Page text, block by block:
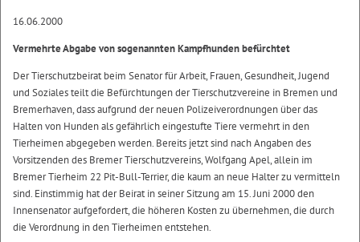
16.06.2000
Vermehrte Abgabe von sogenannten Kampfhunden befürchtet
Der Tierschutzbeirat beim Senator für Arbeit, Frauen, Gesundheit, Jugend
und Soziales teilt die Befürchtungen der Tierschutzvereine in Bremen und
Bremerhaven, dass aufgrund der neuen Polizeiverordnungen über das
Halten von Hunden als gefährlich eingestufte Tiere vermehrt in den
Tierheimen abgegeben werden. Bereits jetzt sind nach Angaben des
Vorsitzenden des Bremer Tierschutzvereins, Wolfgang Apel, allein im
Bremer Tierheim 22 Pit-Bull-Terrier, die kaum an neue Halter zu vermitteln
sind. Einstimmig hat der Beirat in seiner Sitzung am 15. Juni 2000 den
Innensenator aufgefordert, die höheren Kosten zu übernehmen, die durch
die Verordnung in den Tierheimen entstehen.